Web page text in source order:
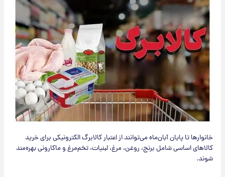
خانوارها تا پایان آبان‌ماه می‌توانند از اعتبار کالابرگ الکترونیکی برای خرید
کالاهای اساسی شامل برنج، روغن، مرغ، لبنیات، تخم‌مرغ و ماکارونی بهره‌مند
شوند.